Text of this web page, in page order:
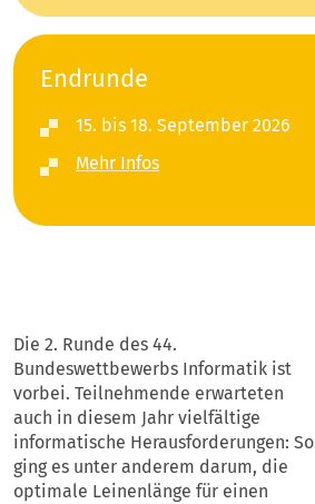
Endrunde
15. bis 18. September 2026
Mehr Infos
Die 2. Runde des 44.
Bundeswettbewerbs Informatik ist
vorbei. Teilnehmende erwarteten
auch in diesem Jahr vielfältige
informatische Herausforderungen: So
ging es unter anderem darum, die
optimale Leinenlänge für einen